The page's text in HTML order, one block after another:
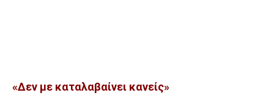
«Δεν με καταλαβαίνει κανείς»